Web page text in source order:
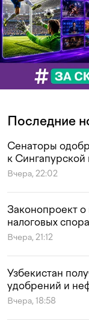
Последние
Сенаторы
к
Вчера, 22:02
Законопроект о
налоговых
Вчера, 21:12
Узбекистан
удобрений и
Вчера, 18:58